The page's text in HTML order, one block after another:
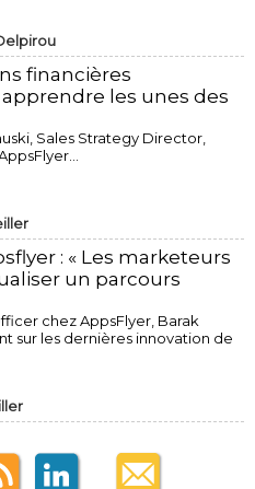
financières
les unes des
Sales Strategy Director,
: « Les marketeurs
un parcours
chez AppsFlyer, ​Barak
sur les dernières innovation de